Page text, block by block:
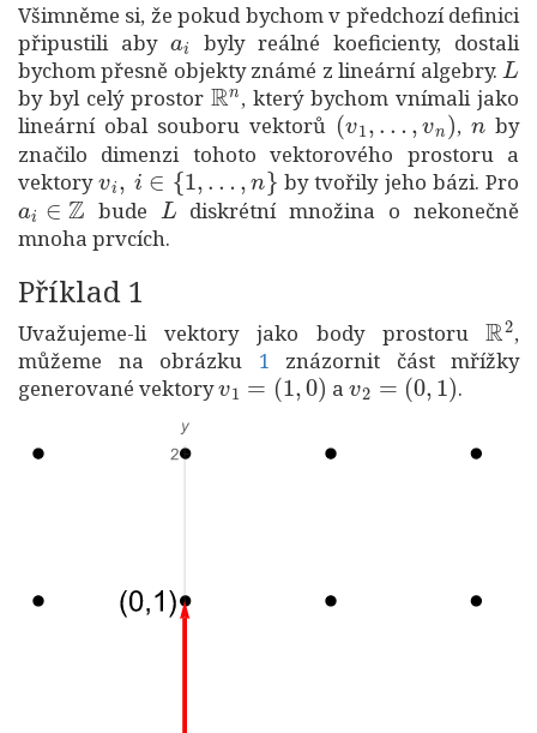
Všimněme si, že pokud bychom v předchozí definici
připustili aby
ai
byly reálné koeficienty, dostali
bychom přesně objekty známé z lineární algebry.
L
by byl celý prostor
Rn
, který bychom vnímali jako
lineární obal souboru vektorů
(v1,…,vn)
,
n
by
značilo dimenzi tohoto vektorového prostoru a
vektory
vi, i∈{1, …,n}
by tvořily jeho bázi. Pro
ai∈Z
bude
L
diskrétní množina o nekonečně
mnoha prvcích.
Příklad 1
Uvažujeme-li vektory jako body prostoru
R2
,
můžeme na obrázku 1 znázornit část mřížky
generované vektory
v1 (1,0)
a
v2= (0,1)
.